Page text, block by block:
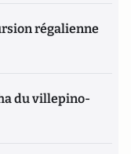
régalienne
du villepino-